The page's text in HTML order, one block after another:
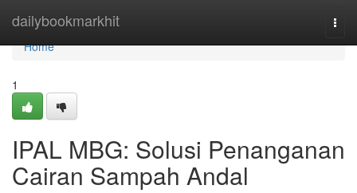
dailybookmarkhit
Home
Home
1
IPAL MBG: Solusi Penanganan
Cairan Sampah Andal